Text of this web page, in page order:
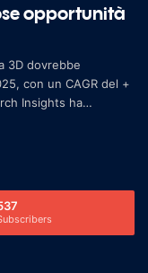
opportunità
3D dovrebbe
con un CAGR del +
Insights ha